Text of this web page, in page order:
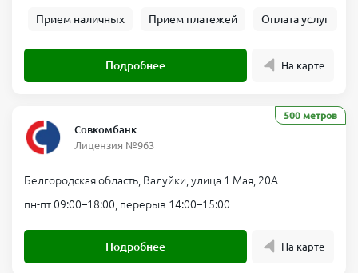
Прием наличных Прием платежей Оплата услуг
Подробнее На карте
500 метров
Совкомбанк
Лицензия №963
Белгородская область, Валуйки, улица 1 Мая, 20А
пн-пт 09:00–18:00, перерыв 14:00–15:00
Подробнее На карте